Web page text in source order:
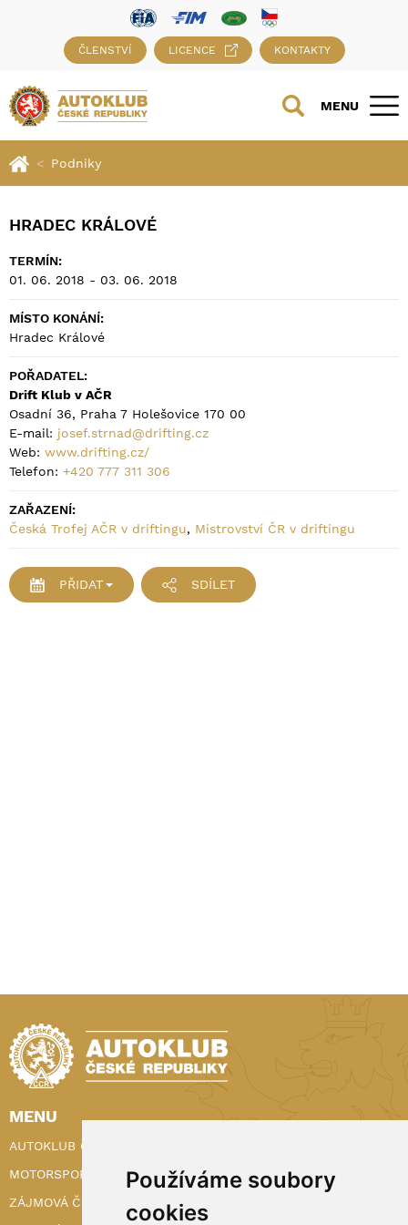
Používáme soubory
cookies
ČLENSTVÍ LICENCE KONTAKTY
MENU
Podniky
HRADEC KRÁLOVÉ
TERMÍN:
01. 06. 2018 - 03. 06. 2018
MÍSTO KONÁNÍ:
Hradec Králové
POŘADATEL:
Drift Klub v AČR
Osadní 36, Praha 7 Holešovice 170 00
E-mail: josef.strnad@drifting.cz
Web: www.drifting.cz/
Telefon: +420 777 311 306
ZAŘAZENÍ:
Česká Trofej AČR v driftingu, Mistrovství ČR v driftingu
PŘIDAT SDÍLET
MENU
AUTOKLUB ČR
MOTORSPORT
ZÁJMOVÁ ČINNOST